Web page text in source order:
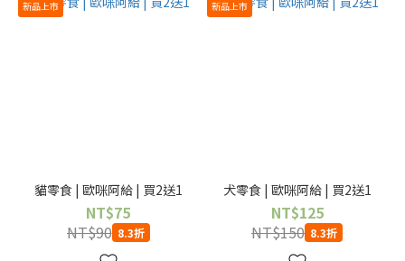
新品上市
貓零食 | 歐咪阿給 | 買2送1
NT$75
NT$90 8.3折
新品上市
犬零食 | 歐咪阿給 | 買2送1
NT$125
NT$150 8.3折